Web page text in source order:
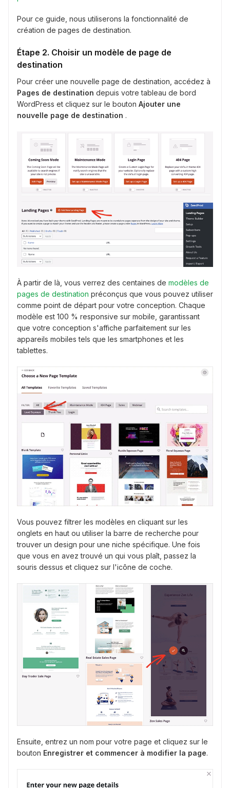
Pour ce guide, nous utiliserons la fonctionnalité de
création de pages de destination.
Étape 2. Choisir un modèle de page de
destination
Pour créer une nouvelle page de destination, accédez à
Pages de destination depuis votre tableau de bord
WordPress et cliquez sur le bouton Ajouter une
nouvelle page de destination .
À partir de là, vous verrez des centaines de modèles de
pages de destination préconçus que vous pouvez utiliser
comme point de départ pour votre conception. Chaque
modèle est 100 % responsive sur mobile, garantissant
que votre conception s'affiche parfaitement sur les
appareils mobiles tels que les smartphones et les
tablettes.
Vous pouvez filtrer les modèles en cliquant sur les
onglets en haut ou utiliser la barre de recherche pour
trouver un design pour une niche spécifique. Une fois
que vous en avez trouvé un qui vous plaît, passez la
souris dessus et cliquez sur l'icône de coche.
Ensuite, entrez un nom pour votre page et cliquez sur le
bouton Enregistrer et commencer à modifier la page.